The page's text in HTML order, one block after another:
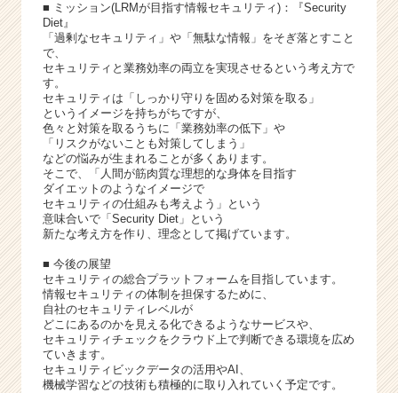
■ ミッション(LRMが目指す情報セキュリティ)：『Security
Diet』
「過剰なセキュリティ」や「無駄な情報」をそぎ落とすこと
で、
セキュリティと業務効率の両立を実現させるという考え方で
す。
セキュリティは「しっかり守りを固める対策を取る」
というイメージを持ちがちですが、
色々と対策を取るうちに「業務効率の低下」や
「リスクがないことも対策してしまう」
などの悩みが生まれることが多くあります。
そこで、「人間が筋肉質な理想的な身体を目指す
ダイエットのようなイメージで
セキュリティの仕組みも考えよう」という
意味合いで「Security Diet」という
新たな考え方を作り、理念として掲げています。
■ 今後の展望
セキュリティの総合プラットフォームを目指しています。
情報セキュリティの体制を担保するために、
自社のセキュリティレベルが
どこにあるのかを見える化できるようなサービスや、
セキュリティチェックをクラウド上で判断できる環境を広め
ていきます。
セキュリティビックデータの活用やAI、
機械学習などの技術も積極的に取り入れていく予定です。